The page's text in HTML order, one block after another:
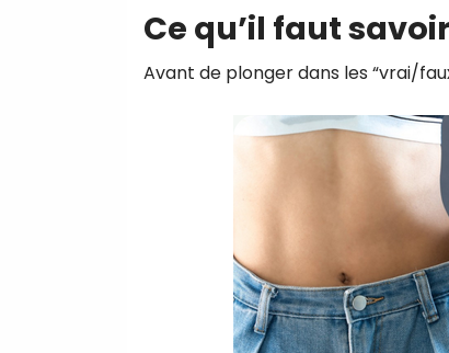
Ce qu’il faut
Avant de plonger dans les “vrai/